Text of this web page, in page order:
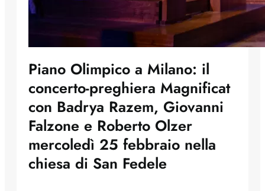
Piano Olimpico a Milano: il
concerto-preghiera Magnificat
con Badrya Razem, Giovanni
Falzone e Roberto Olzer
mercoledì 25 febbraio nella
chiesa di San Fedele